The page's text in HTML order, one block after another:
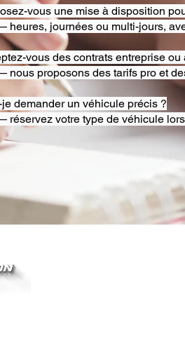
vous une mise à disposition
heures, journées ou multi-jours,
vous des contrats entreprise ou
nous proposons des tarifs pro et
je demander un véhicule précis ?
réservez votre type de véhicule